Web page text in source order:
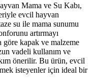
Mama ve Su Kabı,
evcil hayvan
su ile mama sunumu
artırmayı
göre kapak ve malzeme
vadeli kullanım ve
önerilir. Bu ürün, evcil
isteyenler için ideal bir